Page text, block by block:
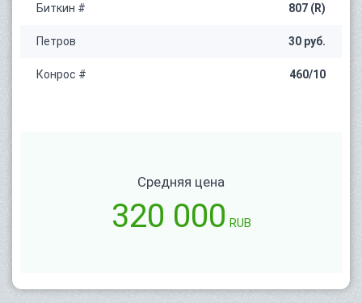
Биткин # 807 (R)
Петров 30 руб.
Конрос # 460/10
Средняя цена
320 000 RUB